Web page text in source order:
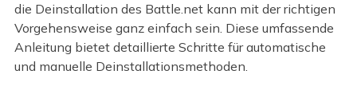
die Deinstallation des Battle.net kann mit der richtigen
Vorgehensweise ganz einfach sein. Diese umfassende
Anleitung bietet detaillierte Schritte für automatische
und manuelle Deinstallationsmethoden.